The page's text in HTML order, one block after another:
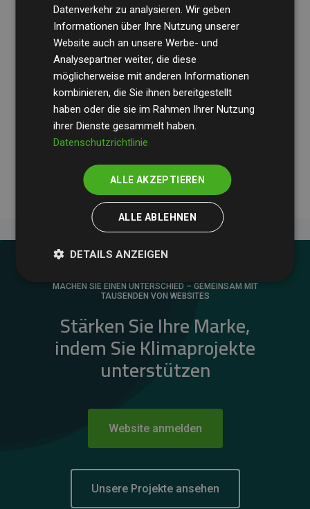
Die Wirtschaftsprüfungsgesellschaft BDOüberprüft
regelmäßig unsere Berechnungen und Methodik, um
Transparenz und Verlässlichkeit sicherzustellen.
Ihre Prüfungen belegen, dass unsere Investitionen in
Klimaschutzprojekte im Durchschnitt200 % der
geschätzten CO₂-Emissionender teilnehmenden
Websites kompensieren – ein klarer Nachweis für die
messbare Klimawirkung unseres Ansatzes.
MACHEN SIE EINEN UNTERSCHIED – GEMEINSAM MIT
TAUSENDEN VON WEBSITES
Stärken Sie Ihre Marke,
indem Sie Klimaprojekte
unterstützen
Website anmelden
Unsere Projekte ansehen
Datenverkehr zu analysieren. Wir geben
Informationen über Ihre Nutzung unserer
Website auch an unsere Werbe- und
Analysepartner weiter, die diese
möglicherweise mit anderen Informationen
kombinieren, die Sie ihnen bereitgestellt
haben oder die sie im Rahmen Ihrer Nutzung
ihrer Dienste gesammelt haben.
Datenschutzrichtlinie
ALLE AKZEPTIEREN
ALLE ABLEHNEN
DETAILS ANZEIGEN